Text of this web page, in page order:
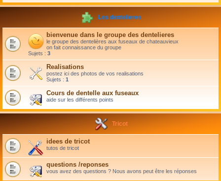
Les dentelieres
bienvenue dans le groupe des dentelieres
le groupe des dentelières aux fuseaux de chateauvieux
on fait connaissance du groupe
Sujets : 3
Realisations
postez ici des photos de vos realisations
Sujets : 1
Cours de dentelle aux fuseaux
aide sur les différents points
Tricot
idees de tricot
tutos de tricot
questions /reponses
vous avez des questions ? Nous avons peut être les réponses